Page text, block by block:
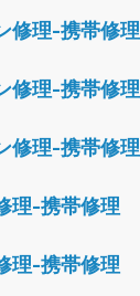
修理-携帯修理
修理-携帯修理
修理-携帯修理
理-携帯修理
理-携帯修理